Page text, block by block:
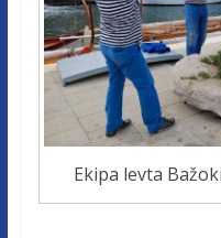
Ekipa levta